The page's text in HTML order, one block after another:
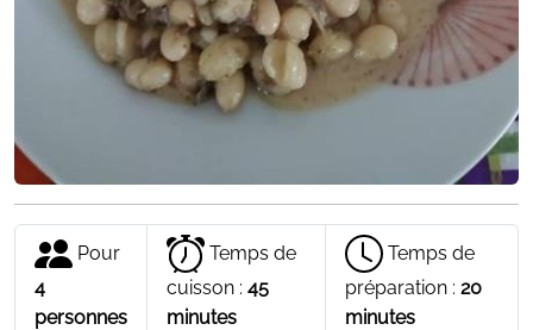
Pour
4
personnes
Temps de
cuisson : 45
minutes
Temps de
préparation : 20
minutes